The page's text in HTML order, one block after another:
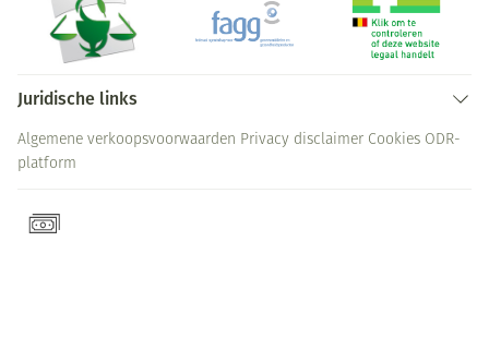
Juridische links
Algemene verkoopsvoorwaarden Privacy disclaimer Cookies ODR-
platform